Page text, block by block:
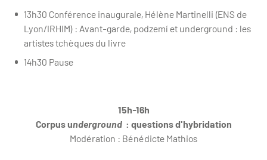
13h30 Conférence inaugurale, Hélène Martinelli (ENS de
Lyon/IRHIM) : Avant-garde, podzemí et underground : les
artistes tchèques du livre
14h30 Pause
15h-16h
Corpus underground : questions d'hybridation
Modération : Bénédicte Mathios